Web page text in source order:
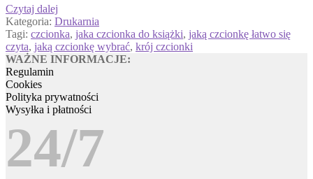
Czytaj dalej
czcionka
jest
najlepsza
do
Kategoria: Drukarnia
Tagi: czcionka, jaka czcionka do książki, jaką czcionkę łatwo się
czyta, jaką czcionkę wybrać, krój czcionki
WAŻNE INFORMACJE:
Regulamin
Cookies
Polityka prywatności
Wysyłka i płatności
24/7